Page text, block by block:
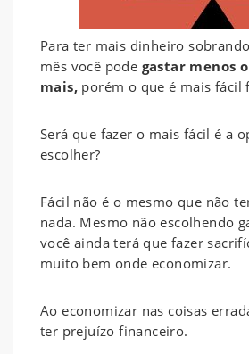
Para ter mais dinheiro
mês você pode gastar menos
mais, porém o que é mais fácil
Será que fazer o mais fácil é a
escolher?
Fácil não é o mesmo que não
nada. Mesmo não escolhendo
você ainda terá que fazer
muito bem onde economizar.
Ao economizar nas coisas
ter prejuízo financeiro.